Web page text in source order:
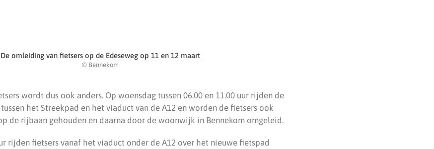
De omleiding van fietsers op de Edeseweg op 11 en 12 maart
© Bennekom
wordt dus ook anders. Op woensdag tussen 06.00 en 11.00 uur rijden de
het Streekpad en het viaduct van de A12 en worden de fietsers ook
de rijbaan gehouden en daarna door de woonwijk in Bennekom omgeleid.
rijden fietsers vanaf het viaduct onder de A12 over het nieuwe fietspad